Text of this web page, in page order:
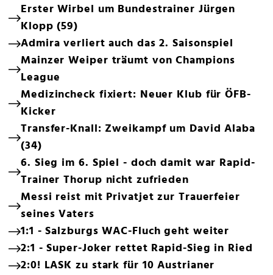
Erster Wirbel um Bundestrainer Jürgen
Klopp (59)
Admira verliert auch das 2. Saisonspiel
Mainzer Weiper träumt von Champions
League
Medizincheck fixiert: Neuer Klub für ÖFB-
Kicker
Transfer-Knall: Zweikampf um David Alaba
(34)
6. Sieg im 6. Spiel - doch damit war Rapid-
Trainer Thorup nicht zufrieden
Messi reist mit Privatjet zur Trauerfeier
seines Vaters
1:1 - Salzburgs WAC-Fluch geht weiter
2:1 - Super-Joker rettet Rapid-Sieg in Ried
2:0! LASK zu stark für 10 Austrianer